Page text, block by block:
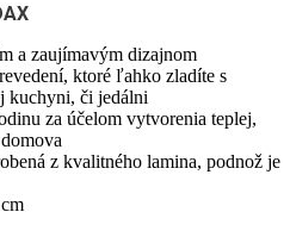
a zaujímavým dizajnom
ktoré ľahko zladíte s
kuchyni, či jedálni
za účelom vytvorenia teplej,
z kvalitného lamina, podnož je